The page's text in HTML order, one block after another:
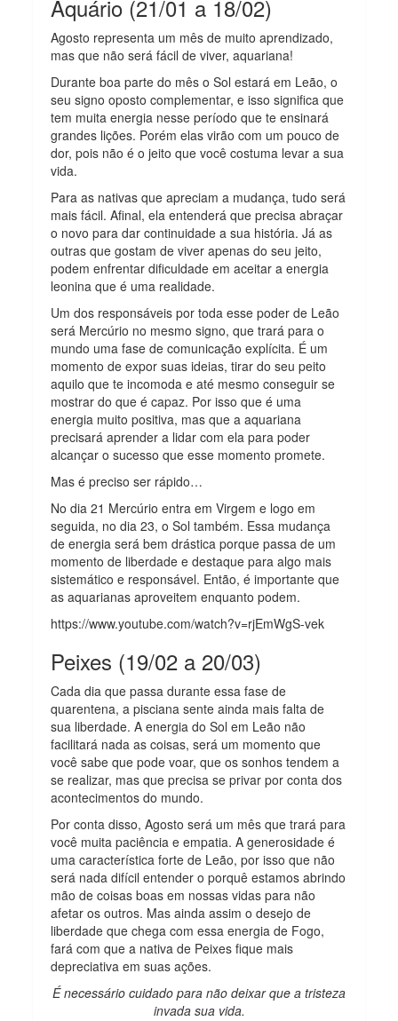
Aquário (21/01 a 18/02)
Agosto representa um mês de muito aprendizado,
mas que não será fácil de viver, aquariana!
Durante boa parte do mês o Sol estará em Leão, o
seu signo oposto complementar, e isso significa que
tem muita energia nesse período que te ensinará
grandes lições. Porém elas virão com um pouco de
dor, pois não é o jeito que você costuma levar a sua
vida.
Para as nativas que apreciam a mudança, tudo será
mais fácil. Afinal, ela entenderá que precisa abraçar
o novo para dar continuidade a sua história. Já as
outras que gostam de viver apenas do seu jeito,
podem enfrentar dificuldade em aceitar a energia
leonina que é uma realidade.
Um dos responsáveis por toda esse poder de Leão
será Mercúrio no mesmo signo, que trará para o
mundo uma fase de comunicação explícita. É um
momento de expor suas ideias, tirar do seu peito
aquilo que te incomoda e até mesmo conseguir se
mostrar do que é capaz. Por isso que é uma
energia muito positiva, mas que a aquariana
precisará aprender a lidar com ela para poder
alcançar o sucesso que esse momento promete.
Mas é preciso ser rápido…
No dia 21 Mercúrio entra em Virgem e logo em
seguida, no dia 23, o Sol também. Essa mudança
de energia será bem drástica porque passa de um
momento de liberdade e destaque para algo mais
sistemático e responsável. Então, é importante que
as aquarianas aproveitem enquanto podem.
https://www.youtube.com/watch?v=rjEmWgS-vek
Peixes (19/02 a 20/03)
Cada dia que passa durante essa fase de
quarentena, a pisciana sente ainda mais falta de
sua liberdade. A energia do Sol em Leão não
facilitará nada as coisas, será um momento que
você sabe que pode voar, que os sonhos tendem a
se realizar, mas que precisa se privar por conta dos
acontecimentos do mundo.
Por conta disso, Agosto será um mês que trará para
você muita paciência e empatia. A generosidade é
uma característica forte de Leão, por isso que não
será nada difícil entender o porquê estamos abrindo
mão de coisas boas em nossas vidas para não
afetar os outros. Mas ainda assim o desejo de
liberdade que chega com essa energia de Fogo,
fará com que a nativa de Peixes fique mais
depreciativa em suas ações.
É necessário cuidado para não deixar que a tristeza
invada sua vida.